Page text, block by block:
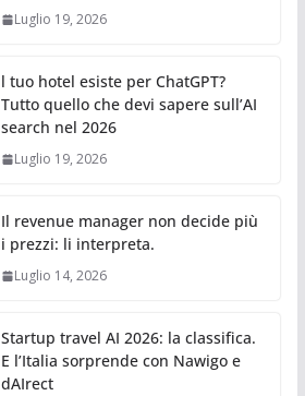
Luglio 19, 2026
l tuo hotel esiste per ChatGPT?
Tutto quello che devi sapere sull’AI
search nel 2026
Luglio 19, 2026
Il revenue manager non decide più
i prezzi: li interpreta.
Luglio 14, 2026
Startup travel AI 2026: la classifica.
E l’Italia sorprende con Nawigo e
dAIrect